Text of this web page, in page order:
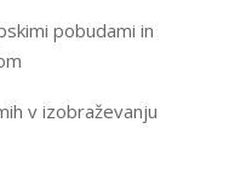
pobudami in
v izobraževanju